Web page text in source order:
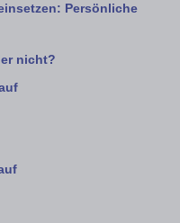
Persönliche
nicht?